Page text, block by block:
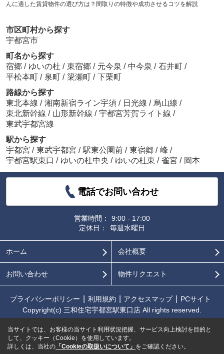
んに適した賃貸物件の選び方は？間取りの特徴や成功させるコツを解説
市区町村から探す
宇都宮市
町名から探す
宿郷 / ゆいの杜 / 東宿郷 / 元今泉 / 中今泉 / 石井町 /
平松本町 / 泉町 / 簗瀬町 / 下栗町
路線から探す
東北本線 / 湘南新宿ライン宇須 / 日光線 / 烏山線 /
東北新幹線 / 山形新幹線 / 宇都宮芳賀ライト線 /
東武宇都宮線
駅から探す
宇都宮 / 東武宇都宮 / 駅東公園前 / 東宿郷 / 峰 /
宇都宮駅東口 / ゆいの杜中央 / ゆいの杜東 / 雀宮 / 岡本
電話でお問い合わせ
営業時間：
9:00 - 17:00
定休日：
毎週水曜日
ホーム 会社概要
お問い合わせ 物件リクエスト
プライバシーポリシー 利用規約 アクセスマップ
PCサイト
Copyright(c) 三和住宅宇都宮駅東口店 All rights reserved.
当サイトでは、お客様の当サイト利用状況把握、サービス向上検討を目的と
して、クッキー（Cookie）を使用しています。
詳しくは、当社の 「Cookieの取扱いについて」 をご確認ください。